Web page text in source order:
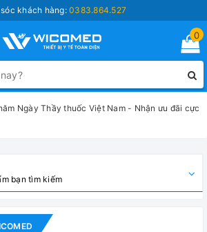
sóc khách hàng:0383.864.527
0
Ngày Thầy thuốc Việt Nam - Nhận ưu đãi cực
bạn tìm kiếm